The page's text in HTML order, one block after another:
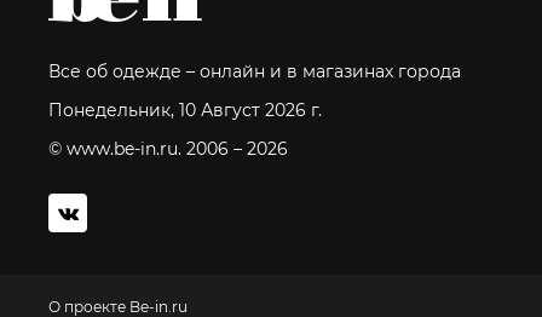
Все об одежде – онлайн и в магазинах города
Понедельник, 10 Август 2026 г.
© www.be-in.ru. 2006 – 2026
О проекте Be-in.ru